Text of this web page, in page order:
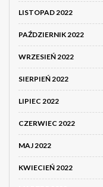
LISTOPAD 2022
PAŹDZIERNIK 2022
WRZESIEŃ 2022
SIERPIEŃ 2022
LIPIEC 2022
CZERWIEC 2022
MAJ 2022
KWIECIEŃ 2022